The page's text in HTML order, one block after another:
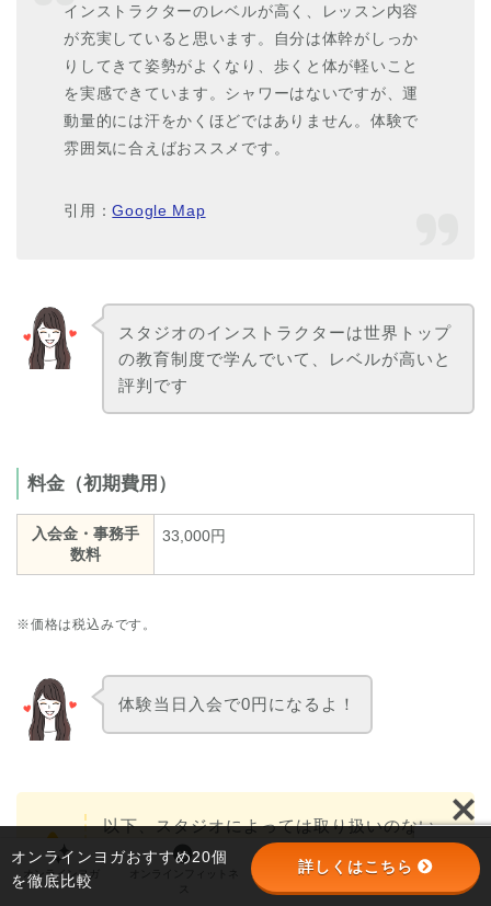
インストラクターのレベルが高く、レッスン内容
が充実していると思います。自分は体幹がしっか
りしてきて姿勢がよくなり、歩くと体が軽いこと
を実感できています。シャワーはないですが、運
動量的には汗をかくほどではありません。体験で
雰囲気に合えばおススメです。
引用：Google Map
スタジオのインストラクターは世界トップ
の教育制度で学んでいて、レベルが高いと
評判です
料金（初期費用）
入会金・事務手
数料
33,000円
※価格は税込みです。
体験当日入会で0円になるよ！
以下、スタジオによっては取り扱いのない
レッスンスタイルもあります
オンラインヨガ オンラインパーソナル パーソナルジム
オンラインヨガおすすめ20個
を徹底比較
詳しくはこちら